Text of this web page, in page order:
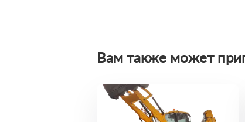
Вам также может